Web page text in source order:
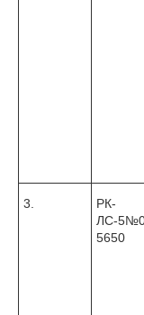
3.
РК-
ЛС-
5650